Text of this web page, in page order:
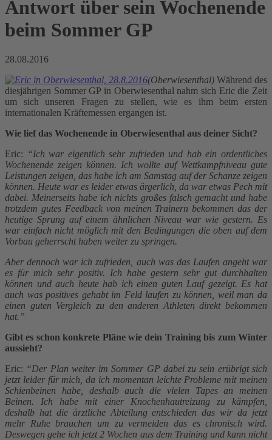
Antwort über sein Wochenende
beim Sommer GP
28.08.2016
(Oberwiesenthal) Während des
diesjährigen Sommer GP in Oberwiesenthal nahm sich Eric die Zeit
um sich unseren Fragen zu stellen, wie es ihm beim ersten
internationalen Kräftemessen ergangen ist.
Wie lief das Wochenende in Oberwiesenthal aus deiner Sicht?
Eric: “Ich war eigentlich sehr zufrieden und hab ein ordentliches
Wochenende zeigen können. Ich wollte auf Wettkampfniveau gute
Leistungen zeigen, das habe ich am Samstag auf der Schanze zeigen
können. Heute war es leider etwas ärgerlich, da war etwas Pech mit
dabei. Meinerseits habe ich nichts großes falsch gemacht und habe
trotzdem gutes Feedback von meinen Trainern bekommen das der
heutige Sprung auf einem ähnlichen Niveau war wie gestern. Es
war einfach nicht möglich mit den Bedingungen die oben auf dem
Vorbau geherrscht haben weiter zu springen.
Aber dennoch war ich zufrieden, auch was das Laufen angeht war
es für mich sehr positiv. Ich habe gestern sehr gut durchhalten
können und auch heute hab ich einen guten Lauf gezeigt. Es hat
auch was positives gehabt im Feld laufen zu können, weil man da
einen guten Vergleich zu den anderen Athleten direkt bekommen
hat.”
Gibt es schon konkrete Pläne wie dein Training bis zum Winter
aussieht?
Eric: “Der Plan weiter im Sommer GP dabei zu sein erübrigt sich
jetzt leider für mich, da ich momentan leichte Probleme mit meinen
Schienbeinen habe, deshalb auch die vielen Tapes an meinen
Beinen. Ich habe mit einer Knochenhautreizung zu kämpfen,
deshalb hat die ärztliche Abteilung entschieden das wir da jetzt
mehr Ruhe brauchen um zu vermeiden das es chronisch wird.
Deswegen gehe ich jetzt 2 Wochen aus dem Training und kann nicht